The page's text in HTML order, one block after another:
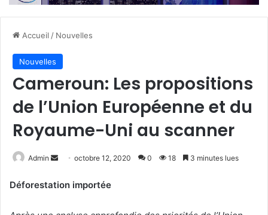
Accueil / Nouvelles
Nouvelles
Cameroun: Les propositions
de l’Union Européenne et du
Royaume-Uni au scanner
Admin
v
octobre 12, 2020 0 18 3 minutes lues
Déforestation importée